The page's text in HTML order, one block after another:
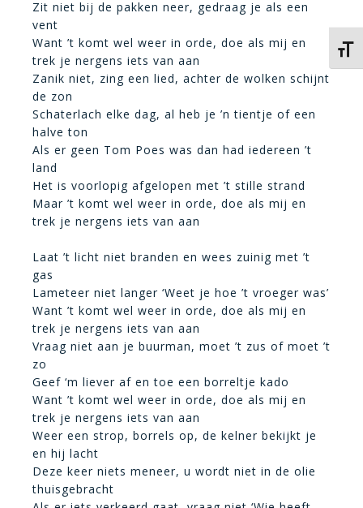
Zit niet bij de pakken neer, gedraag je als een
vent
Want ’t komt wel weer in orde, doe als mij en
trek je nergens iets van aan
Zanik niet, zing een lied, achter de wolken schijnt
de zon
Schaterlach elke dag, al heb je ’n tientje of een
halve ton
Als er geen Tom Poes was dan had iedereen ’t
land
Het is voorlopig afgelopen met ’t stille strand
Maar ’t komt wel weer in orde, doe als mij en
trek je nergens iets van aan
Laat ’t licht niet branden en wees zuinig met ’t
gas
Lameteer niet langer ‘Weet je hoe ’t vroeger was’
Want ’t komt wel weer in orde, doe als mij en
trek je nergens iets van aan
Vraag niet aan je buurman, moet ’t zus of moet ’t
zo
Geef ‘m liever af en toe een borreltje kado
Want ’t komt wel weer in orde, doe als mij en
trek je nergens iets van aan
Weer een strop, borrels op, de kelner bekijkt je
en hij lacht
Deze keer niets meneer, u wordt niet in de olie
thuisgebracht